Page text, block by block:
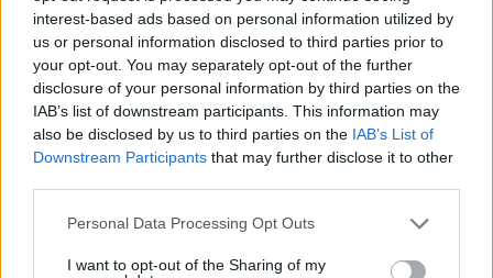
interest-based ads based on personal information utilized by
us or personal information disclosed to third parties prior to
your opt-out. You may separately opt-out of the further
disclosure of your personal information by third parties on the
IAB’s list of downstream participants. This information may
also be disclosed by us to third parties on the IAB’s List of
Downstream Participants that may further disclose it to other
Please note that this website/app uses one or more Google
not limited to your visit or usage behaviour. You may click to
Personal Data Processing Opt Outs
I want to opt-out of the Sharing of my
Ποιο αυτοκίνητο βενζίνης έκανε 1.980 χλμ με έναν
ανεφοδιασμό;
06.08.2026, 19:12